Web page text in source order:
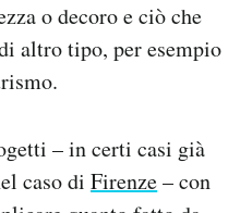
o decoro e ciò che
altro tipo, per esempio
– in certi casi già
caso di Firenze– con